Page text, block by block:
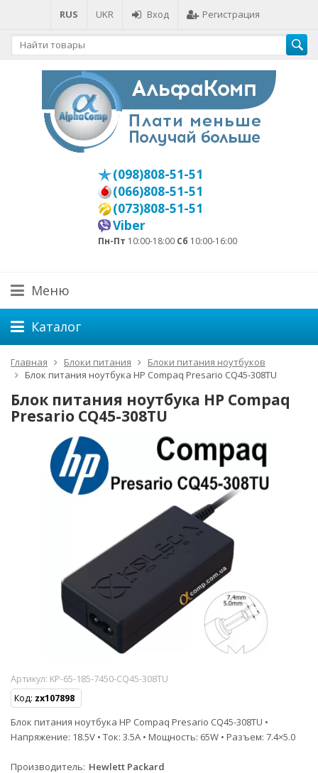
RUS UKR Вход Регистрация
(098)808-51-51
(066)808-51-51
(073)808-51-51
Viber
Пн-Пт 10:00-18:00 Сб 10:00-16:00
Меню
Каталог
Главная Блоки питания
Блоки питания ноутбуков
Блок питания ноутбука HP Compaq Presario CQ45-308TU
Блок питания ноутбука HP Compaq
Presario CQ45-308TU
Артикул: KP-65-185-7450-CQ45-308TU
Код: zx107898
Блок питания ноутбука HP Compaq Presario CQ45-308TU •
Напряжение: 18.5V • Ток: 3.5A • Мощность: 65W • Разъем: 7.4×5.0
Производитель Hewlett Packard